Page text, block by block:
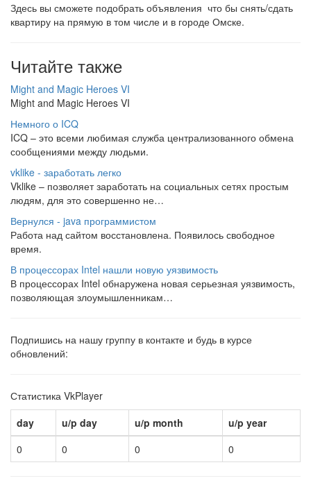
Здесь вы сможете подобрать объявления что бы снять/сдать
квартиру на прямую в том числе и в городе Омске.
Читайте также
Might and Magic Heroes VI
Might and Magic Heroes VI
Немного о ICQ
ICQ – это всеми любимая служба централизованного обмена
сообщениями между людьми.
vklike - заработать легко
Vklike – позволяет заработать на социальных сетях простым
людям, для это совершенно не…
Вернулся - java программистом
Работа над сайтом восстановлена. Появилось свободное
время.
В процессорах Intel нашли новую уязвимость
В процессорах Intel обнаружена новая серьезная уязвимость,
позволяющая злоумышленникам…
Подпишись на нашу группу в контакте и будь в курсе
обновлений:
Статистика VkPlayer
day
u/p day u/p month
u/p year
0
0 0 0